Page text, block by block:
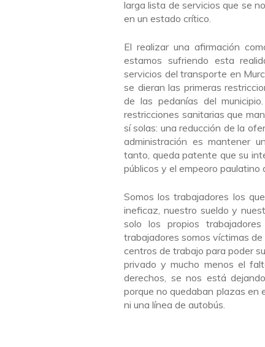
larga lista de servicios que se
en un estado crítico.
El realizar una afirmación
estamos sufriendo esta
servicios del transporte en
se dieran las primeras
de las pedanías del
restricciones sanitarias que
sí solas: una reducción de la
administración es mantener
tanto, queda patente que su
públicos y el empeoro paulatino
Somos los trabajadores los
ineficaz, nuestro sueldo y
solo los propios
trabajadores somos víctimas
centros de trabajo para poder
privado y mucho menos el
derechos, se nos está
porque no quedaban plazas en
ni una línea de autobús.